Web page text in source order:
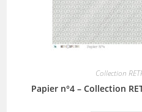
Collection
Papier n°4 – Collection